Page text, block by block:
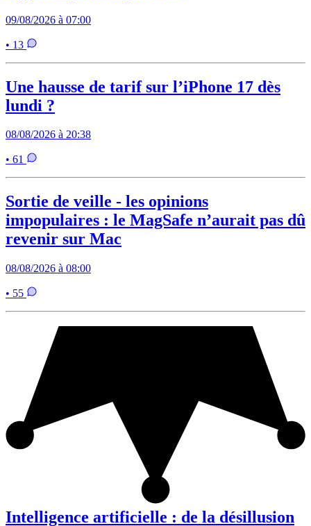
09/08/2026 à 07:00
• 13
Une hausse de tarif sur l’iPhone 17 dès
lundi ?
08/08/2026 à 20:38
• 61
Sortie de veille - les opinions
impopulaires : le MagSafe n’aurait pas dû
revenir sur Mac
08/08/2026 à 08:00
• 55
Intelligence artificielle : de la désillusion